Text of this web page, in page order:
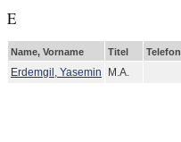
E
Name, Vorname Titel Telefon
Erdemgil, Yasemin M.A.